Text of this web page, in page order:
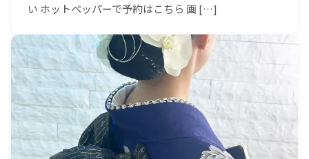
い ホットペッパーで予約はこちら 画 […]